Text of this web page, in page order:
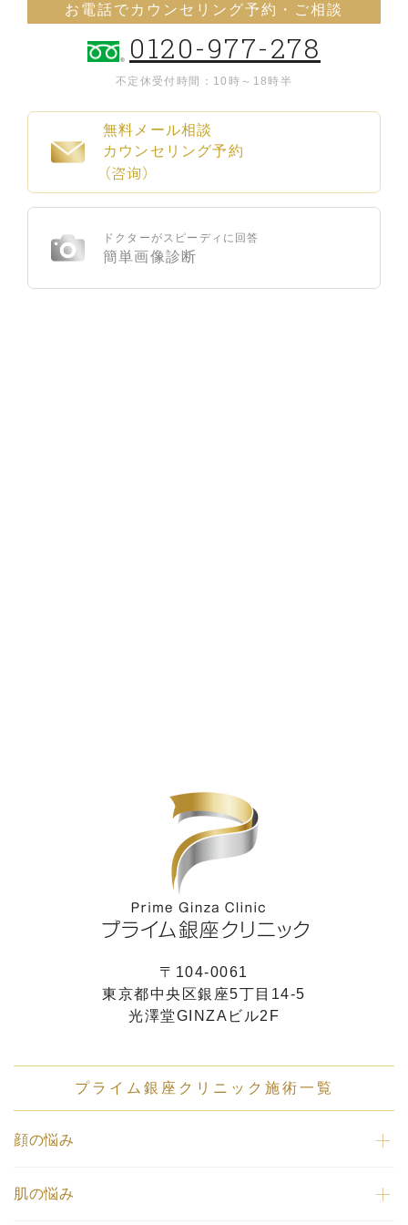
お電話でカウンセリング予約・ご相談
0120-977-278
不定休 受付時間：10時～18時半
無料メール相談
カウンセリング予約
（咨询）
ドクターがスピーディに回答
簡単画像診断
〒104-0061
東京都中央区銀座5丁目14-5
光澤堂GINZAビル2F
プライム銀座クリニック施術一覧
顔の悩み
肌の悩み